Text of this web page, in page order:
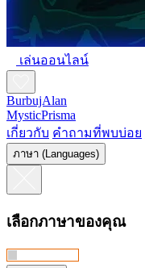
เล่นออนไลน์
BurbujAlan
MysticPrisma
เกี่ยวกับ คำถามที่พบบ่อย
ภาษา (Languages)
เลือกภาษาของคุณ